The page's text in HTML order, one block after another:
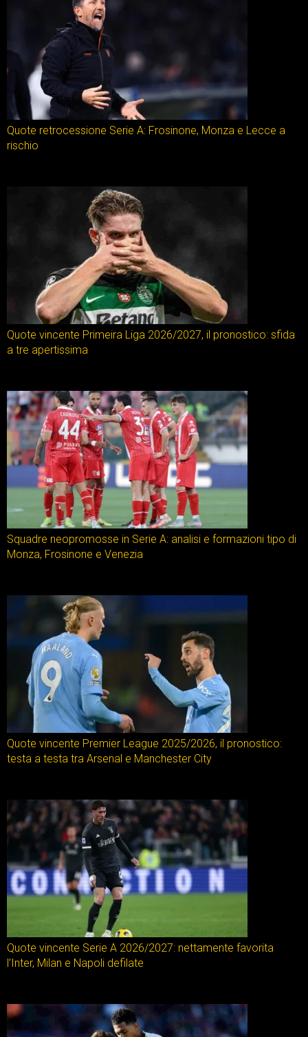
Quote retrocessione Serie A: Frosinone, Monza e Lecce a
rischio
Quote vincente Primeira Liga 2026/2027, il pronostico: sfida
a tre apertissima
Squadre neopromosse in Serie A: analisi e formazioni tipo di
Monza, Frosinone e Venezia
Quote vincente Premier League 2025/2026, il pronostico:
testa a testa tra Arsenal e Manchester City
Quote vincente Serie A 2026/2027: nettamente favorita
l’Inter, Milan e Napoli defilate